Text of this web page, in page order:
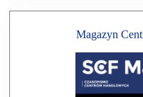
Magazyn